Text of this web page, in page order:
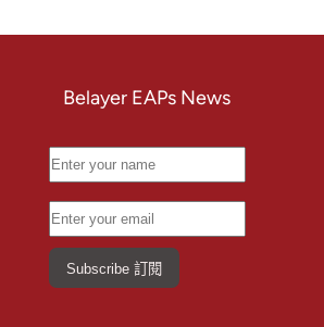
Belayer EAPs News